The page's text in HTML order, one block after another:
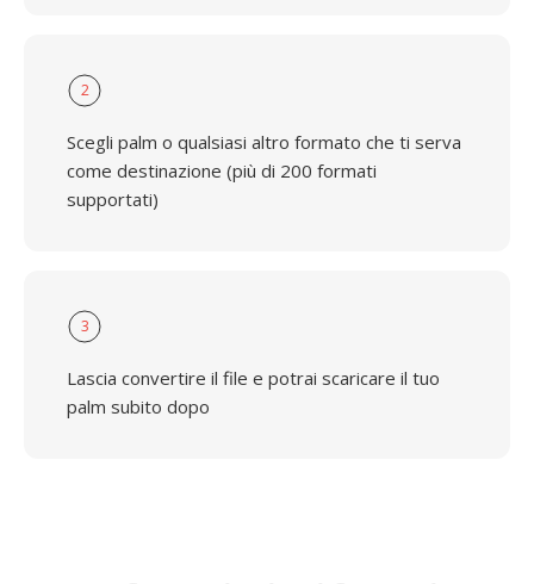
2
Scegli palm o qualsiasi altro formato che ti serva
come destinazione (più di 200 formati
supportati)
3
Lascia convertire il file e potrai scaricare il tuo
palm subito dopo